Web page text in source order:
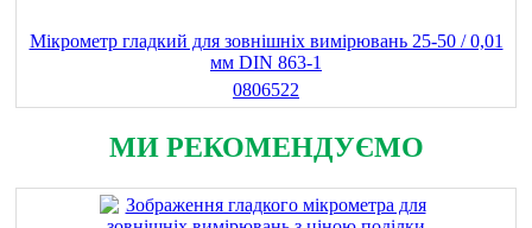
Мікрометр гладкий для зовнішніх вимірювань 25-50 / 0,01
мм DIN 863-1
0806522
МИ РЕКОМЕНДУЄМО